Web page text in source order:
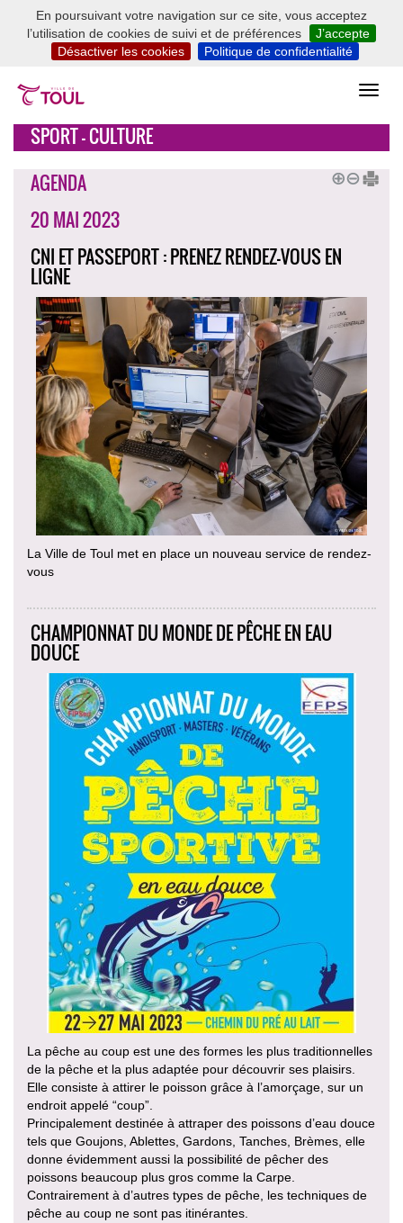
En poursuivant votre navigation sur ce site, vous acceptez
l’utilisation de cookies de suivi et de préférences
J’accepte
Désactiver les cookies
Politique de confidentialité
SPORT - CULTURE
AGENDA
20 MAI 2023
CNI ET PASSEPORT : PRENEZ RENDEZ-VOUS EN
LIGNE
La Ville de Toul met en place un nouveau service de rendez-
vous
CHAMPIONNAT DU MONDE DE PÊCHE EN EAU
DOUCE
La pêche au coup est une des formes les plus traditionnelles
de la pêche et la plus adaptée pour découvrir ses plaisirs.
Elle consiste à attirer le poisson grâce à l’amorçage, sur un
endroit appelé “coup”.
Principalement destinée à attraper des poissons d’eau douce
tels que Goujons, Ablettes, Gardons, Tanches, Brèmes, elle
donne évidemment aussi la possibilité de pêcher des
poissons beaucoup plus gros comme la Carpe.
Contrairement à d’autres types de pêche, les techniques de
pêche au coup ne sont pas itinérantes.